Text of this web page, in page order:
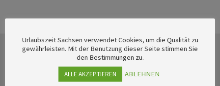
Urlaubszeit Sachsen verwendet Cookies, um die Qualität zu
gewährleisten. Mit der Benutzung dieser Seite stimmen Sie
den Bestimmungen zu.
ALLE AKZEPTIEREN
ABLEHNEN